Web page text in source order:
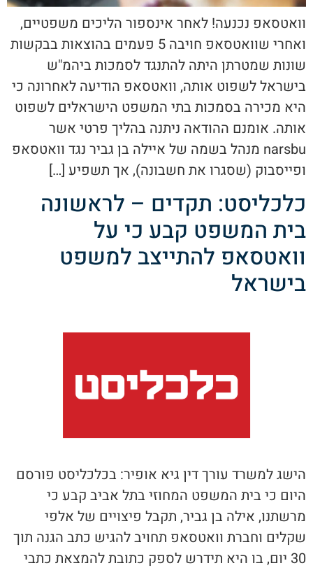
וואטסאפ נכנעה! לאחר אינספור הליכים משפטיים,
ואחרי שוואטסאפ חויבה 5 פעמים בהוצאות בבקשות
שונות שמטרתן היתה להתנגד לסמכות ביהמ"ש
בישראל לשפוט אותה, וואטסאפ הודיעה לאחרונה כי
היא מכירה בסמכות בתי המשפט הישראלים לשפוט
אותה. אומנם ההודאה ניתנה בהליך פרטי אשר
narsbu מנהל בשמה של איילה בן גביר נגד וואטסאפ
ופייסבוק (שסגרו את חשבונה), אך תשפיע […]
כלכליסט: תקדים – לראשונה
בית המשפט קבע כי על
וואטסאפ להתייצב למשפט
בישראל
הישג למשרד עורך דין גיא אופיר: בכלכליסט פורסם
היום כי בית המשפט המחוזי בתל אביב קבע כי
מרשתנו, אילה בן גביר, תקבל פיצויים של אלפי
שקלים וחברת וואטסאפ תחויב להגיש כתב הגנה תוך
30 יום, בו היא תידרש לספק כתובת להמצאת כתבי